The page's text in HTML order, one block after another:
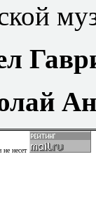
не несет